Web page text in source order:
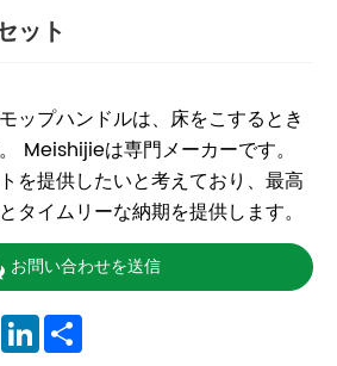
ット
ップハンドルは、床をこするとき
Meishijieは専門メーカーです。
を提供したいと考えており、最高
タイムリーな納期を提供します。
お問い合わせを送信
Pinterest
LinkedIn